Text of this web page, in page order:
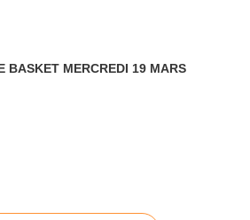
BASKET MERCREDI 19 MARS